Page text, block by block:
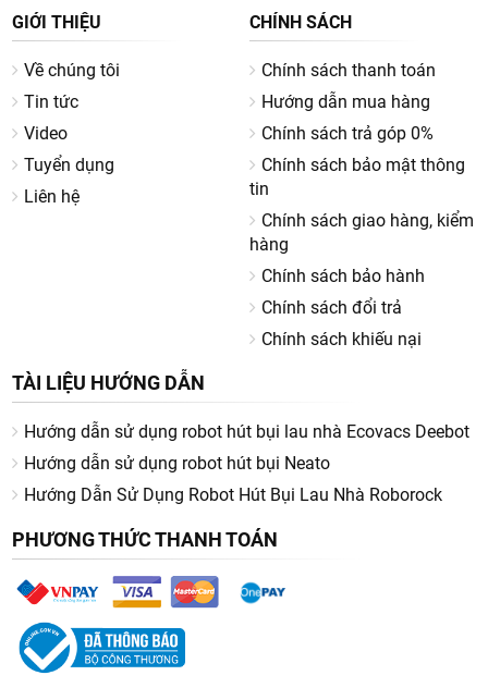
GIỚI THIỆU
Về chúng tôi
Tin tức
Video
Tuyển dụng
Liên hệ
CHÍNH SÁCH
Chính sách thanh toán
Hướng dẫn mua hàng
Chính sách trả góp 0%
Chính sách bảo mật thông
tin
Chính sách giao hàng, kiểm
hàng
Chính sách bảo hành
Chính sách đổi trả
Chính sách khiếu nại
TÀI LIỆU HƯỚNG DẪN
Hướng dẫn sử dụng robot hút bụi lau nhà Ecovacs Deebot
Hướng dẫn sử dụng robot hút bụi Neato
Hướng Dẫn Sử Dụng Robot Hút Bụi Lau Nhà Roborock
PHƯƠNG THỨC THANH TOÁN